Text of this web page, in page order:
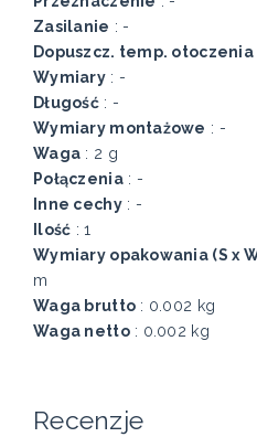
Zasilanie : -
Dopuszcz. temp. otoczenia
Wymiary: -
Długość: -
Wymiary montażowe : -
Waga : 2 g
Połączenia: -
Inne cechy: -
Ilość : 1
Wymiary opakowania (S x
m
Waga brutto : 0.002 kg
Waga netto: 0.002 kg
Recenzje